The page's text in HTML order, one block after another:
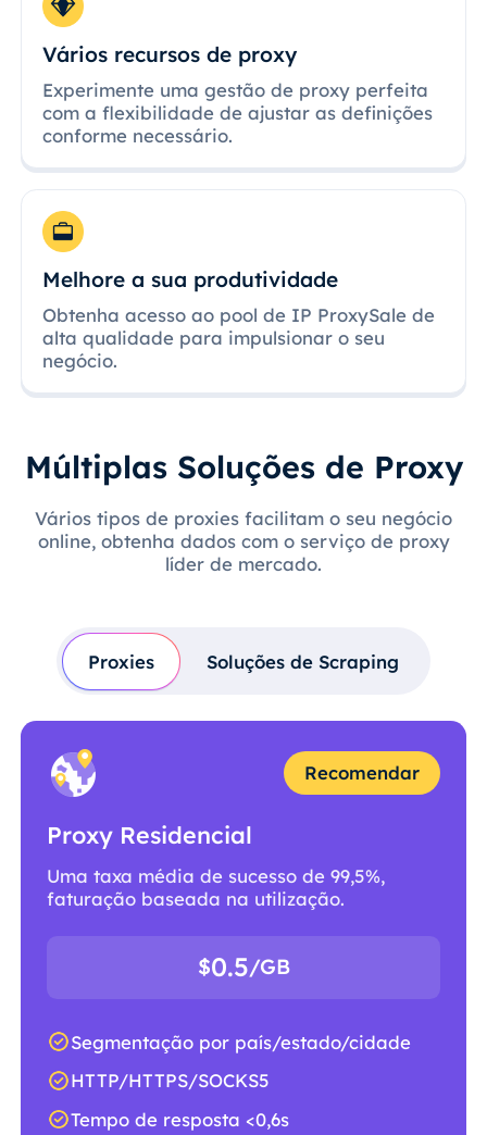
Vários recursos de proxy
Experimente uma gestão de proxy perfeita
com a flexibilidade de ajustar as definições
conforme necessário.
Melhore a sua produtividade
Obtenha acesso ao pool de IP ProxySale de
alta qualidade para impulsionar o seu
negócio.
Múltiplas Soluções de Proxy
Vários tipos de proxies facilitam o seu negócio
online, obtenha dados com o serviço de proxy
líder de mercado.
Proxies Soluções de Scraping
Recomendar
Proxy Residencial
Uma taxa média de sucesso de 99,5%,
faturação baseada na utilização.
$0.5/GB
Segmentação por país/estado/cidade
HTTP/HTTPS/SOCKS5
Tempo de resposta <0,6s